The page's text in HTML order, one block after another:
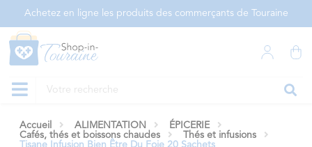
Achetez en ligne les produits des commerçants de Touraine
Accueil ALIMENTATION
ÉPICERIE
Cafés, thés et boissons chaudes
Thés et infusions
Tisane Infusion Bien Être Du Foie 20 Sachets
Panneau de gestion des cookies